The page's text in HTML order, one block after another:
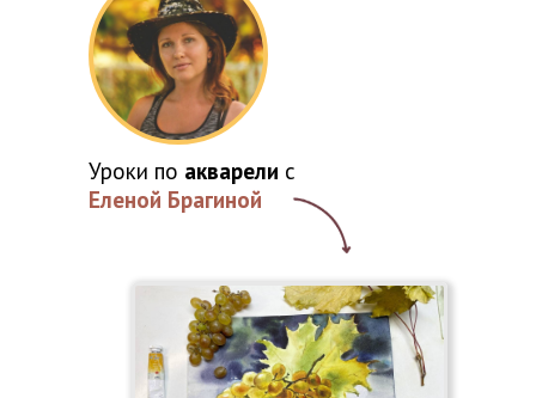
Уроки по акварели с
Еленой Брагиной